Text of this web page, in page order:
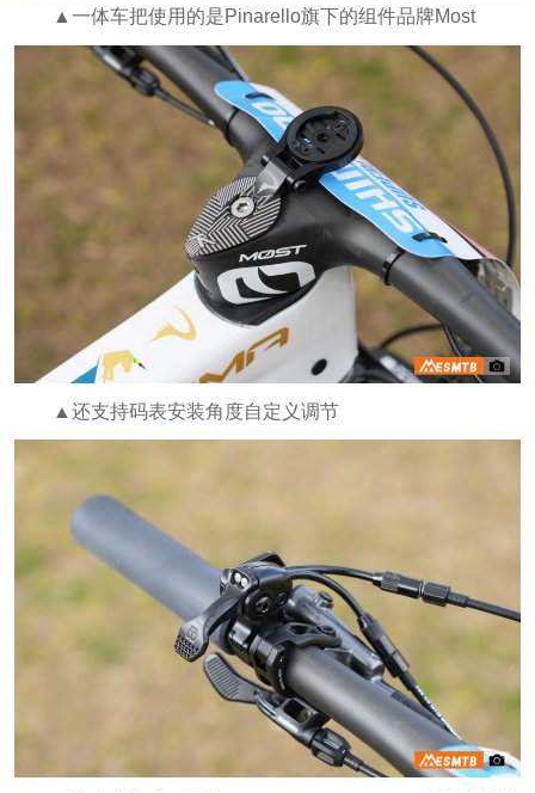
▲一体车把使用的是Pinarello旗下的组件品牌Most
▲还支持码表安装角度自定义调节